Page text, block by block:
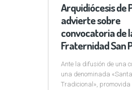
Arquidiócesis de
advierte sobre
convocatoria de
Fraternidad San
Ante la difusión de una
una denominada
Tradicional», promovida